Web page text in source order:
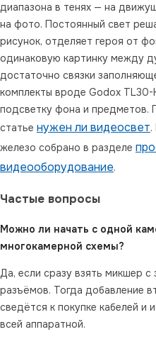
диапазона в тенях — на
на фото. Постоянный свет
рисунок, отделяет героя от
одинаковую картинку между
достаточно связки
комплекты вроде Godox TL30-
подсветку фона и предметов.
статье нужен ли видеосвет.
железо собрано в разделе
видеооборудование.
Частые вопросы
Можно ли начать с одной
многокамерной схемы?
Да, если сразу взять микшер
разъёмов. Тогда добавление
сведётся к покупке кабелей и
всей аппаратной.